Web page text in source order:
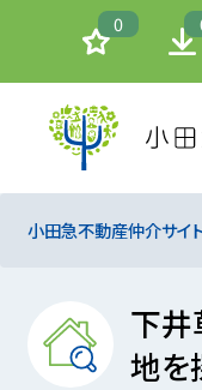
0
小田急不動産仲介サイ
下井
地